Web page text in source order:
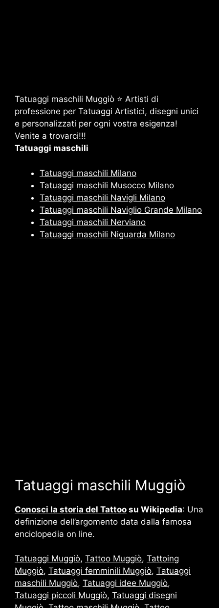
Tatuaggi maschili Muggiò ⭐ Artisti di
professione per Tatuaggi Artistici, disegni unici
e personalizzati per ogni vostra esigenza!
Venite a trovarci!!!
Tatuaggi maschili
Tatuaggi maschili Milano
Tatuaggi maschili Musocco Milano
Tatuaggi maschili Navigli Milano
Tatuaggi maschili Naviglio Grande Milano
Tatuaggi maschili Nerviano
Tatuaggi maschili Niguarda Milano
Tatuaggi maschili Muggiò
Conosci la storia del Tattoo su Wikipedia: Una
definizione dell’argomento data dalla famosa
enciclopedia on line.
Tatuaggi Muggiò, Tattoo Muggiò, Tattoing
Muggiò, Tatuaggi femminili Muggiò, Tatuaggi
maschili Muggiò, Tatuaggi idee Muggiò,
Tatuaggi piccoli Muggiò, Tatuaggi disegni